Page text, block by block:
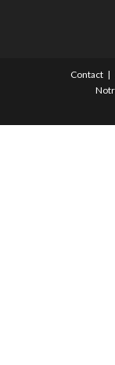
Contact